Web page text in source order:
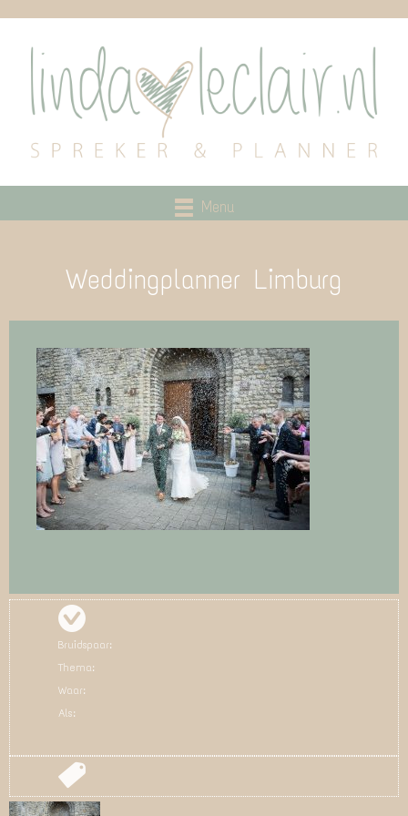
Menu
Weddingplanner Limburg
Bruidspaar:
Thema:
Waar:
Als: